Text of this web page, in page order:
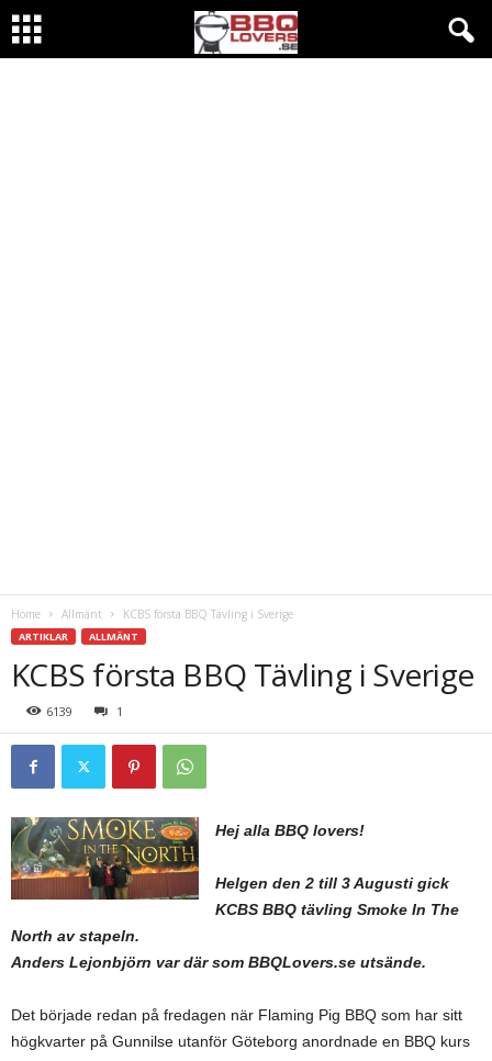
Home Allmänt KCBS första BBQ Tävling i Sverige
ARTIKLAR ALLMÄNT
KCBS första BBQ Tävling i Sverige
6139 1
Hej alla BBQ lovers!
Helgen den 2 till 3 Augusti gick
KCBS BBQ tävling Smoke In The
North av stapeln.
Anders Lejonbjörn var där som BBQLovers.se utsände.
Det började redan på fredagen när Flaming Pig BBQ som har sitt
högkvarter på Gunnilse utanför Göteborg anordnade en BBQ kurs